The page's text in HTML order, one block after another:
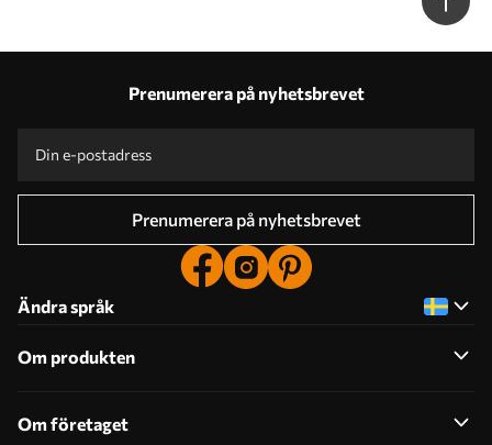
Prenumerera på nyhetsbrevet
Prenumerera på nyhetsbrevet
Ändra språk
Om produkten
Om företaget